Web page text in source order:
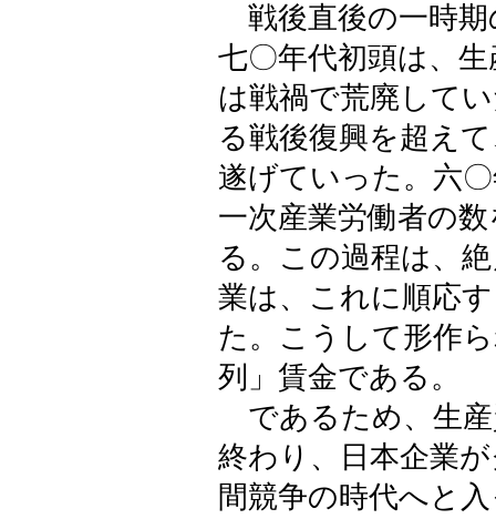
戦後直後の一時期
七〇年代初頭は、
は戦禍で荒廃して
る戦後復興を超え
遂げていった。六
一次産業労働者の
る。この過程は、
業は、これに順応
た。こうして形作
列」賃金である。
であるため、生産
終わり、日本企業
間競争の時代へと